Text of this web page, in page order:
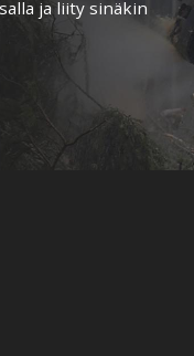
ja liity sinäkin